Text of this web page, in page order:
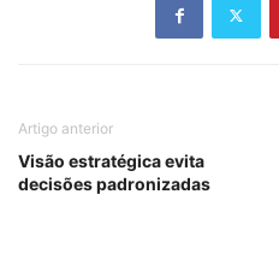
Artigo anterior
Visão estratégica evita
decisões padronizadas